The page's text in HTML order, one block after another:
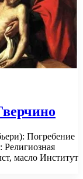
Погребение
Религиозная
масло Институт